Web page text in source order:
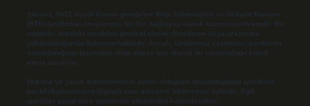
Sitemiz, 5651 Sayılı Kanun gereğince Bilgi Teknolojileri ve İletişim Kurumu
(BTK) tarafından onaylanmış bir Yer Sağlayıcı olarak hizmet vermektedir. Bu
nedenle, sitedeki içerikleri proaktif olarak denetleme veya araştırma
yükümlülüğümüz bulunmamaktadır. Ancak, üyelerimiz yazdıkları içeriklerin
sorumluluğunu taşımakta olup, siteye üye olarak bu sorumluluğu kabul
etmiş sayılırlar.
Hukuka ve yasal düzenlemelere aykırı olduğunu düşündüğünüz içerikleri,
backlinkpanelicomtr@gmail.com adresine bildirmeniz halinde, ilgili
içerikler yasal süre içerisinde sitemizden kaldırılacaktır.